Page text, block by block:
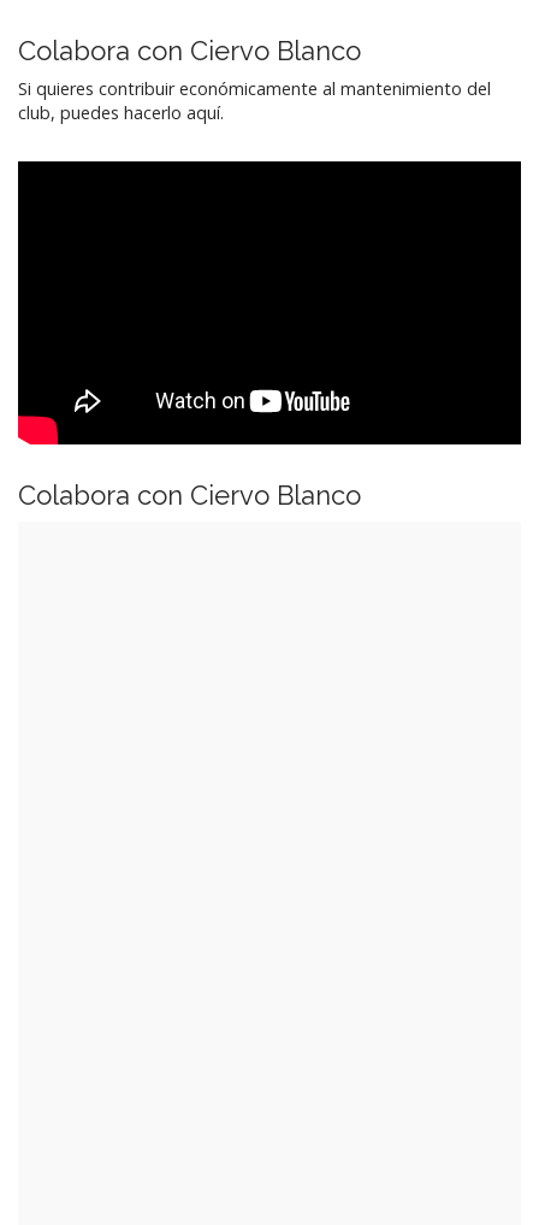
Colabora con Ciervo Blanco
Si quieres contribuir económicamente al mantenimiento del
club, puedes hacerlo aquí.
Colabora con Ciervo Blanco